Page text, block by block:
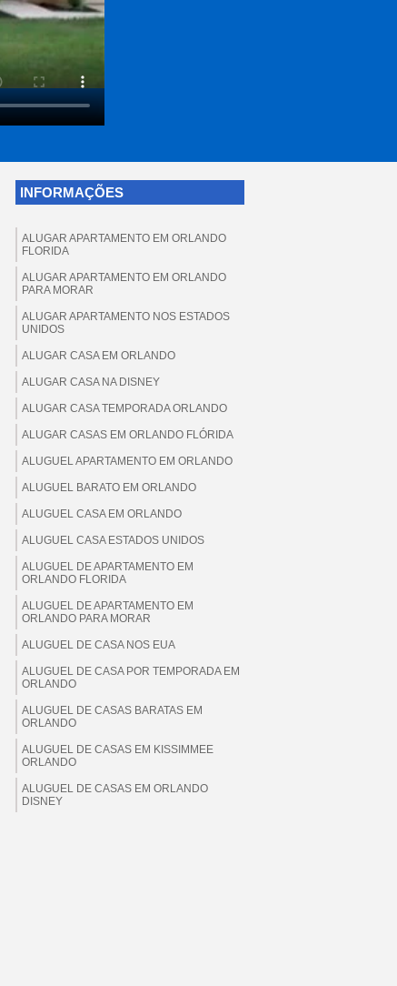
INFORMAÇÕES
ALUGAR APARTAMENTO EM ORLANDO
FLORIDA
ALUGAR APARTAMENTO EM ORLANDO
PARA MORAR
ALUGAR APARTAMENTO NOS ESTADOS
UNIDOS
ALUGAR CASA EM ORLANDO
ALUGAR CASA NA DISNEY
ALUGAR CASA TEMPORADA ORLANDO
ALUGAR CASAS EM ORLANDO FLÓRIDA
ALUGUEL APARTAMENTO EM ORLANDO
ALUGUEL BARATO EM ORLANDO
ALUGUEL CASA EM ORLANDO
ALUGUEL CASA ESTADOS UNIDOS
ALUGUEL DE APARTAMENTO EM
ORLANDO FLORIDA
ALUGUEL DE APARTAMENTO EM
ORLANDO PARA MORAR
ALUGUEL DE CASA NOS EUA
ALUGUEL DE CASA POR TEMPORADA EM
ORLANDO
ALUGUEL DE CASAS BARATAS EM
ORLANDO
ALUGUEL DE CASAS EM KISSIMMEE
ORLANDO
ALUGUEL DE CASAS EM ORLANDO
DISNEY